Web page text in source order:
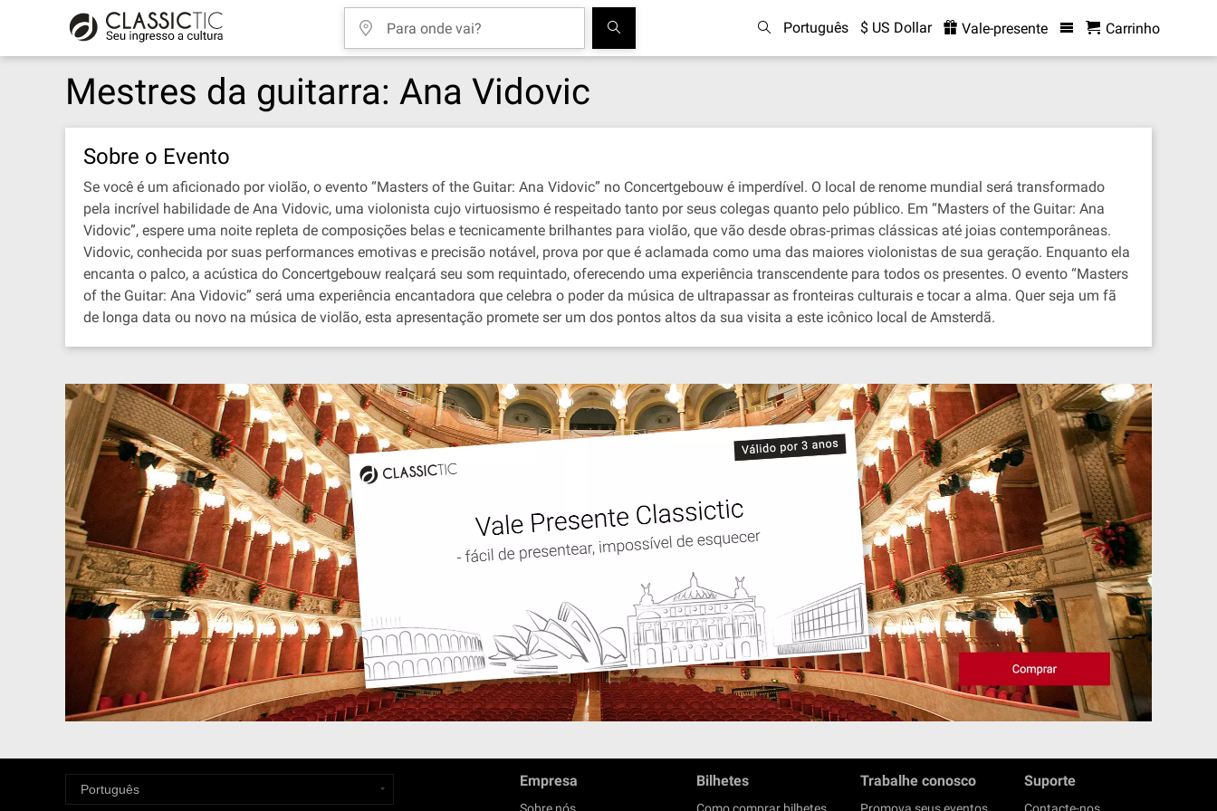
Português $ US Dollar Vale-presente Carrinho
Mestres da guitarra: Ana Vidovic
Sobre o Evento
Se você é um aficionado por violão, o evento “Masters of the Guitar: Ana Vidovic” no Concertgebouw é imperdível. O local de renome mundial será transformado
pela incrível habilidade de Ana Vidovic, uma violonista cujo virtuosismo é respeitado tanto por seus colegas quanto pelo público. Em “Masters of the Guitar: Ana
Vidovic”, espere uma noite repleta de composições belas e tecnicamente brilhantes para violão, que vão desde obras‐primas clássicas até joias contemporâneas.
Vidovic, conhecida por suas performances emotivas e precisão notável, prova por que é aclamada como uma das maiores violonistas de sua geração. Enquanto ela
encanta o palco, a acústica do Concertgebouw realçará seu som requintado, oferecendo uma experiência transcendente para todos os presentes. O evento “Masters
of the Guitar: Ana Vidovic” será uma experiência encantadora que celebra o poder da música de ultrapassar as fronteiras culturais e tocar a alma. Quer seja um fã
de longa data ou novo na música de violão, esta apresentação promete ser um dos pontos altos da sua visita a este icônico local de Amsterdã.
Empresa Bilhetes Trabalhe conosco Suporte